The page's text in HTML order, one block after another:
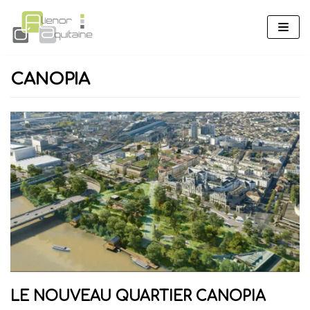
Aller
au
CANOPIA
LE NOUVEAU QUARTIER CANOPIA